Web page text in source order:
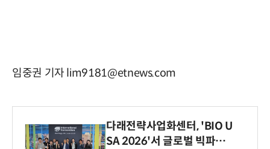
임중권 기자 lim9181@etnews.com
다래전략사업화센터, 'BIO U
SA 2026'서 글로벌 빅파마